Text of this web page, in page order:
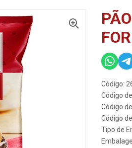
Código:
Código
Código
Código
Tipo de